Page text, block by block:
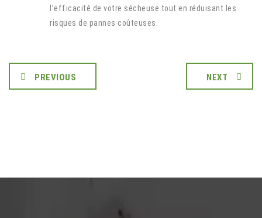
l’efficacité de votre sécheuse tout en réduisant les
risques de pannes coûteuses.
PREVIOUS NEXT